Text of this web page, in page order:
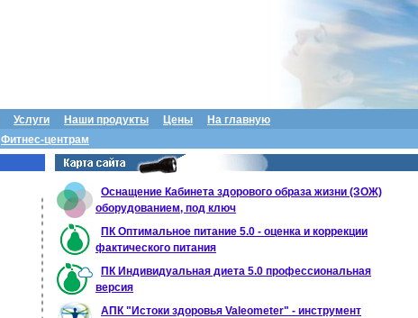
Услуги Наши продукты Цены
На главную
Фитнес-центрам
Оснащение Кабинета здорового образа жизни (ЗОЖ)
оборудованием, под ключ
ПК Оптимальное питание 5.0 - оценка и коррекции
фактического питания
ПК Индивидуальная диета 5.0 профессиональная
версия
АПК "Истоки здоровья Valeometer" - инструмент